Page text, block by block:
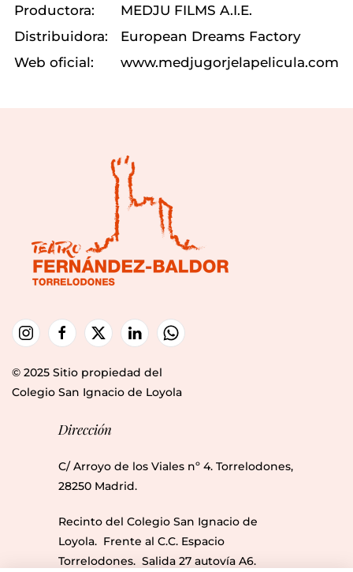
Productora:
MEDJU FILMS A.I.E.
Distribuidora:
European Dreams Factory
Web oficial:
www.medjugorjelapelicula.com
© 2025 Sitio propiedad del
Colegio San Ignacio de Loyola
Dirección
C/ Arroyo de los Viales nº 4. Torrelodones,
28250 Madrid.
Recinto del Colegio San Ignacio de
Loyola. Frente al C.C. Espacio
Torrelodones. Salida 27 autovía A6.